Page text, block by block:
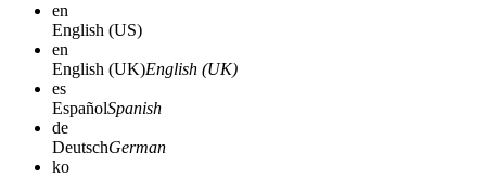
en
English (US)
en
English (UK)English (UK)
es
EspañolSpanish
de
DeutschGerman
ko